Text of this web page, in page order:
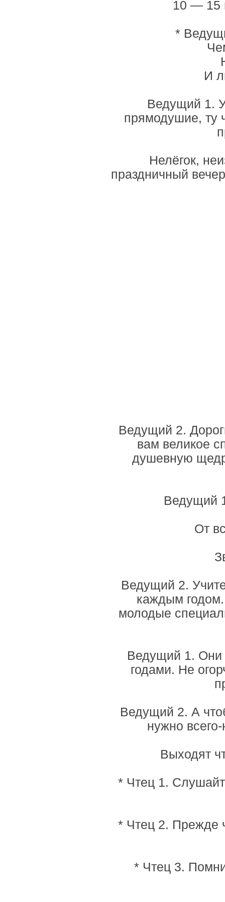
10 — 15
*
И
Ведущий 1.
прямодушие, ту
Нелёгок,
праздничный
Ведущий 2.
вам великое
душевную
Ведущий
От
Ведущий 2.
каждым
молодые
Ведущий 1. Они
годами. Не
Ведущий 2. А
нужно
Выходят
* Чтец 1.
* Чтец 2. Прежде
* Чтец 3.